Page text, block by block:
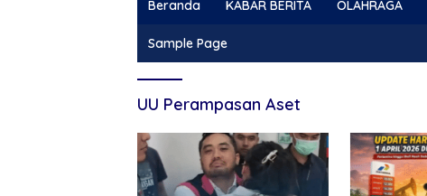
Beranda KABAR BERITA OLAHRAGA
Sample Page
UU Perampasan Aset